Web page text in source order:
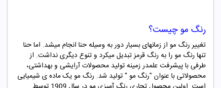
رنگ مو چیست؟
تغییر رنگ مو از زمانهای بسیار دور به وسیله حنا انجام میشد. اما حنا
تنها رنگ مو را به رنگ قرمز تبدیل میکرد و تنوع دیگری نداشت. از
طرفی با پیشرفت علمدر زمینه تولید محصولات آرایشی و بهداشتی،
محصولاتی با عنوان "رنگ مو "تولید شد. رنگ مو یک ماده ­ی شیمیایی